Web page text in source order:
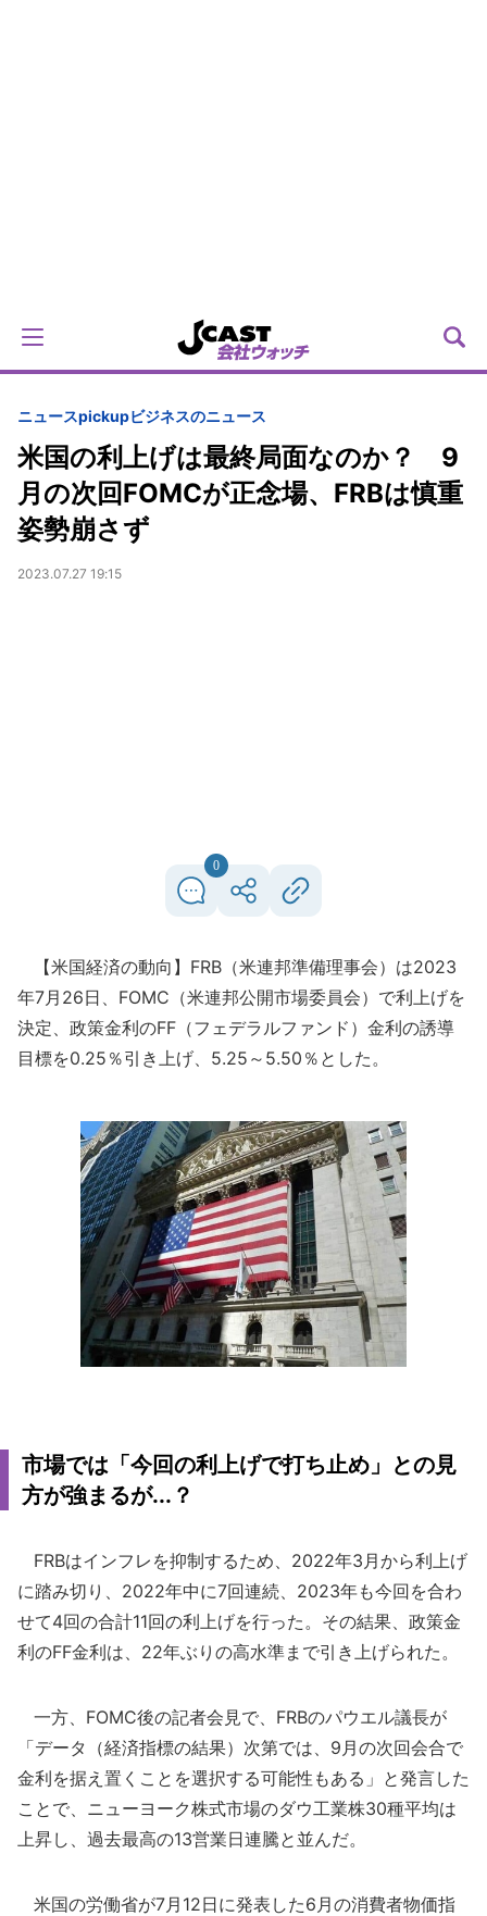
ニュースpickupビジネスのニュース
米国の利上げは最終局面なのか？ 9
月の次回FOMCが正念場、FRBは慎重
姿勢崩さず
2023.07.27 19:15
0
【米国経済の動向】FRB（米連邦準備理事会）は2023
年7月26日、FOMC（米連邦公開市場委員会）で利上げを
決定、政策金利のFF（フェデラルファンド）金利の誘導
目標を0.25％引き上げ、5.25～5.50％とした。
市場では「今回の利上げで打ち止め」との見
方が強まるが...？
FRBはインフレを抑制するため、2022年3月から利上げ
に踏み切り、2022年中に7回連続、2023年も今回を合わ
せて4回の合計11回の利上げを行った。その結果、政策金
利のFF金利は、22年ぶりの高水準まで引き上げられた。
一方、FOMC後の記者会見で、FRBのパウエル議長が
「データ（経済指標の結果）次第では、9月の次回会合で
金利を据え置くことを選択する可能性もある」と発言した
ことで、ニューヨーク株式市場のダウ工業株30種平均は
上昇し、過去最高の13営業日連騰と並んだ。
米国の労働省が7月12日に発表した6月の消費者物価指